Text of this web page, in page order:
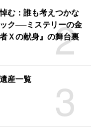
2
む：誰も考えつかな
ク──ミステリーの金
Ｘの献身』の舞台裏
3
産一覧